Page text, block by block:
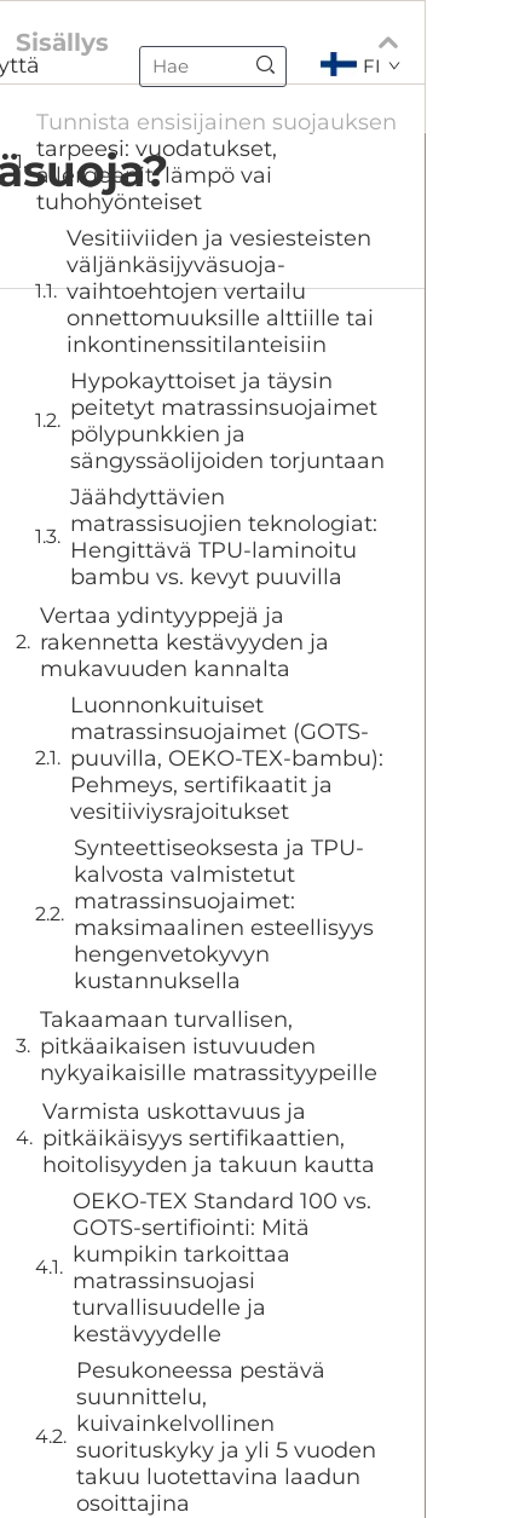
FI
Sisällys
Tunnista ensisijainen suojauksen
tarpeesi: vuodatukset,
allergeenit, lämpö vai
tuhohyönteiset
Vesitiiviiden ja vesiesteisten
väljänkäsijyväsuoja-
vaihtoehtojen vertailu
onnettomuuksille alttiille tai
inkontinenssitilanteisiin
Hypokayttoiset ja täysin
peitetyt matrassinsuojaimet
pölypunkkien ja
sängyssäolijoiden torjuntaan
Jäähdyttävien
matrassisuojien teknologiat:
Hengittävä TPU-laminoitu
bambu vs. kevyt puuvilla
Vertaa ydintyyppejä ja
rakennetta kestävyyden ja
mukavuuden kannalta
Luonnonkuituiset
matrassinsuojaimet (GOTS-
puuvilla, OEKO-TEX-bambu):
Pehmeys, sertifikaatit ja
vesitiiviysrajoitukset
Synteettiseoksesta ja TPU-
kalvosta valmistetut
matrassinsuojaimet:
maksimaalinen esteellisyys
hengenvetokyvyn
kustannuksella
Takaamaan turvallisen,
pitkäaikaisen istuvuuden
nykyaikaisille matrassityypeille
Varmista uskottavuus ja
pitkäikäisyys sertifikaattien,
hoitolisyyden ja takuun kautta
OEKO-TEX Standard 100 vs.
GOTS-sertifiointi: Mitä
kumpikin tarkoittaa
matrassinsuojasi
turvallisuudelle ja
kestävyydelle
Pesukoneessa pestävä
suunnittelu,
kuivainkelvollinen
suorituskyky ja yli 5 vuoden
takuu luotettavina laadun
osoittajina